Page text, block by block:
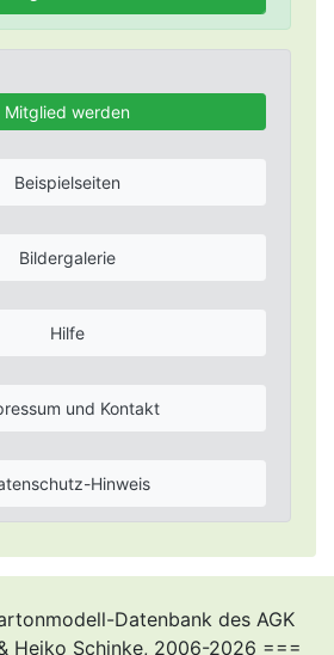
Mitglied werden
Beispielseiten
Bildergalerie
Hilfe
und Kontakt
Hinweis
Datenbank des AGK
Heiko Schinke, 2006-2026 ===